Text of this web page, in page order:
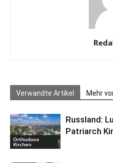
Verwandte Artikel Mehr
Orthodoxe
Kirchen
Russland:
Patriarch